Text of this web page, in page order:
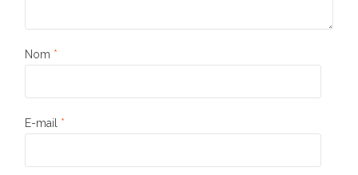
Nom *
E-mail *